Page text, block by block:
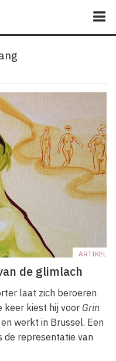
ARTIKEL
de glimlach
laat zich beroeren
keer kiest hij voor Grin
werkt in Brussel. Een
de representatie van